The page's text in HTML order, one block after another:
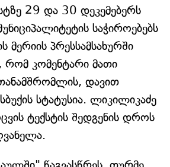
29 და 30 დეკემებერს
საჭიროებებს
მერიის პრესსამსახურში
კომენტარი მათი
დავით
სტატუსია. ლიკილიკაძე
ტექსტის შედგენის დროს